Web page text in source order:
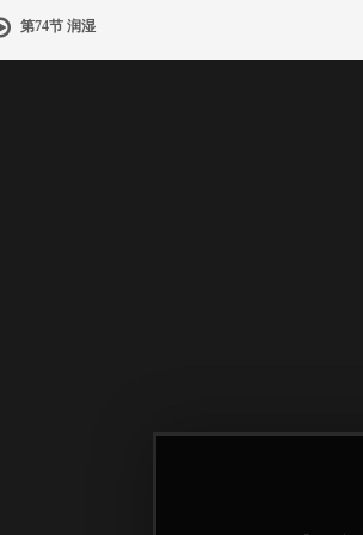
第74节 润湿